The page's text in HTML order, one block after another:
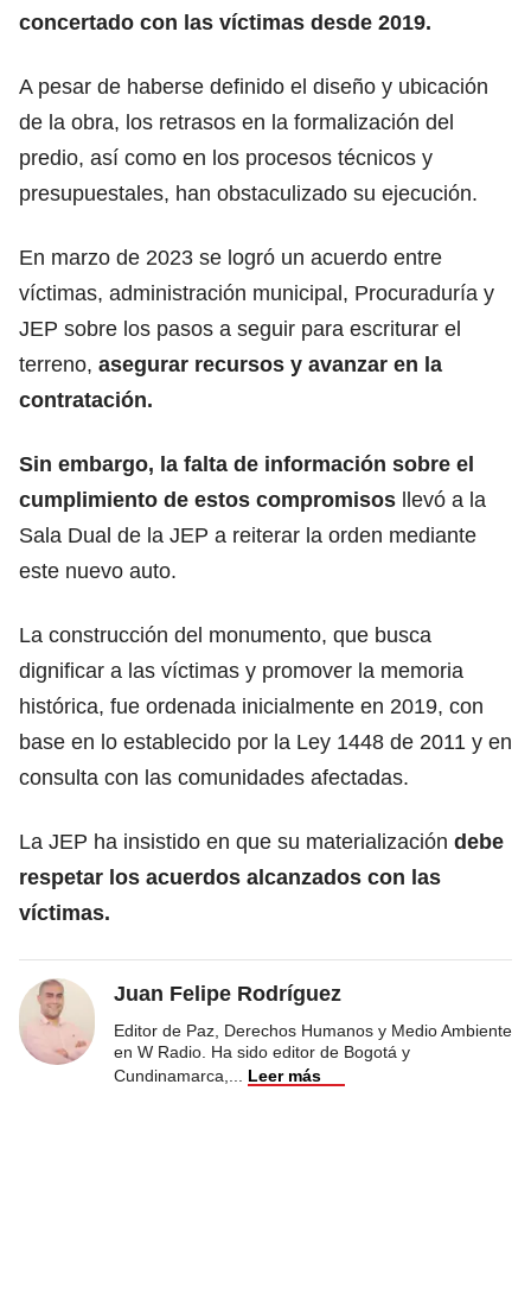
concertado con las víctimas desde 2019.
A pesar de haberse definido el diseño y ubicación
de la obra, los retrasos en la formalización del
predio, así como en los procesos técnicos y
presupuestales, han obstaculizado su ejecución.
En marzo de 2023 se logró un acuerdo entre
víctimas, administración municipal, Procuraduría y
JEP sobre los pasos a seguir para escriturar el
terreno, asegurar recursos y avanzar en la
contratación.
Sin embargo, la falta de información sobre el
cumplimiento de estos compromisos llevó a la
Sala Dual de la JEP a reiterar la orden mediante
este nuevo auto.
La construcción del monumento, que busca
dignificar a las víctimas y promover la memoria
histórica, fue ordenada inicialmente en 2019, con
base en lo establecido por la Ley 1448 de 2011 y en
consulta con las comunidades afectadas.
La JEP ha insistido en que su materialización debe
respetar los acuerdos alcanzados con las
víctimas.
Juan Felipe Rodríguez
Editor de Paz, Derechos Humanos y Medio Ambiente
en W Radio. Ha sido editor de Bogotá y
Cundinamarca,
Leer más